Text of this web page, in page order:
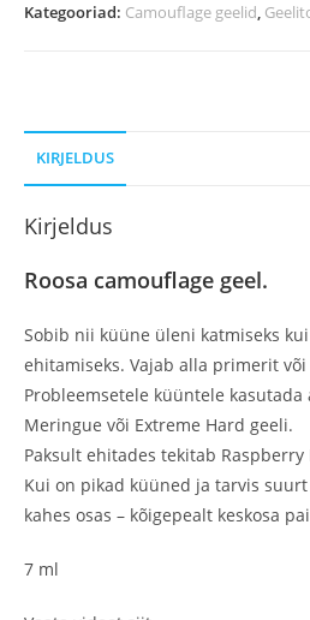
Kategooriad: Camouflage geelid,
KIRJELDUS
Kirjeldus
Roosa camouflage geel.
Sobib nii küüne üleni katmiseks
ehitamiseks. Vajab alla primerit
Probleemsetele küüntele kasutada
Meringue või Extreme Hard geeli.
Paksult ehitades tekitab
Kui on pikad küüned ja tarvis
kahes osas – kõigepealt keskosa
7 ml